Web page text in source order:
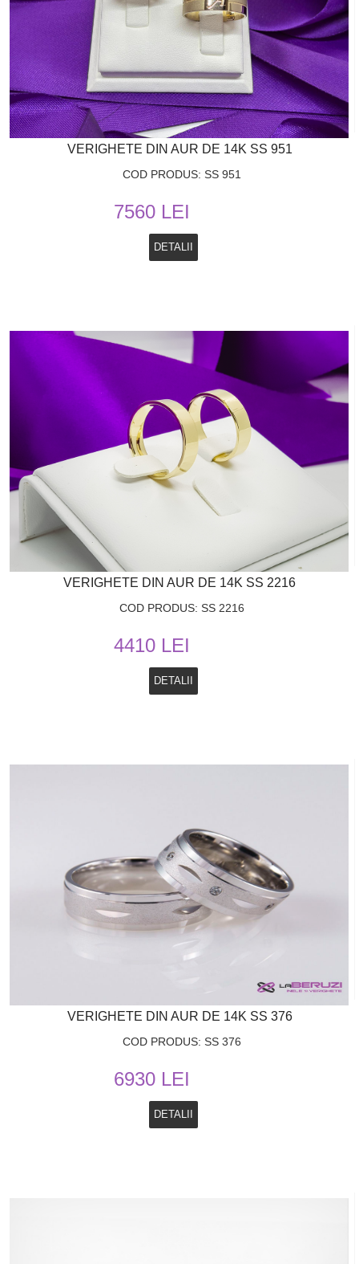
VERIGHETE DIN AUR DE 14K SS 951
COD PRODUS: SS 951
7560 LEI
DETALII
VERIGHETE DIN AUR DE 14K SS 2216
COD PRODUS: SS 2216
4410 LEI
DETALII
VERIGHETE DIN AUR DE 14K SS 376
COD PRODUS: SS 376
6930 LEI
DETALII